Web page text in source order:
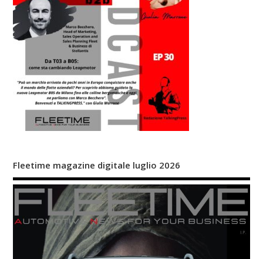
Fleetime magazine digitale luglio 2026